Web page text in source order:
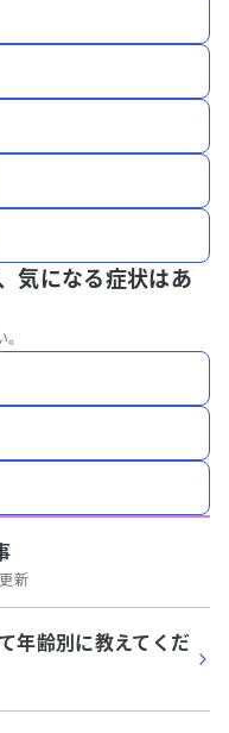
気になる症状はあ
新
年齢別に教えてくだ